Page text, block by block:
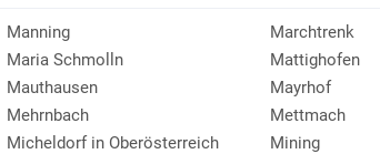
Manning Marchtrenk
Maria Schmolln
Mattighofen
Mauthausen
Mayrhof
Mehrnbach
Mettmach
Micheldorf in Oberösterreich
Mining